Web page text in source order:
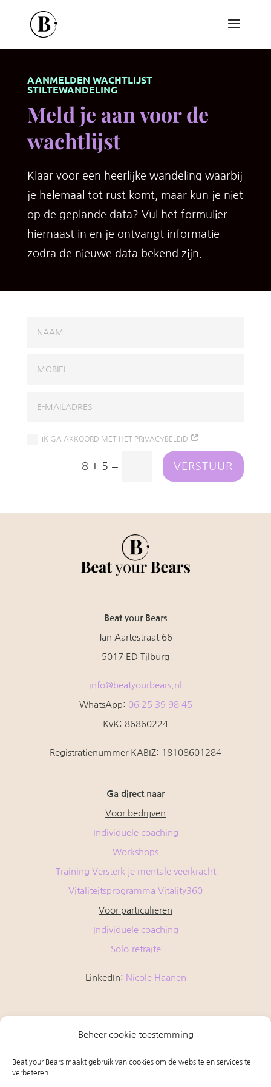
Beheer cookie toestemming
Beat your Bears maakt gebruik van cookies om de website en services te
verbeteren.
AANMELDEN WACHTLIJST
STILTEWANDELING
Meld je aan voor de
wachtlijst
Klaar voor een heerlijke wandeling waarbij
je helemaal tot rust komt, maar kun je niet
op de geplande data? Vul het formulier
hiernaast in en je ontvangt informatie
zodra de nieuwe data bekend zijn.
IK GA AKKOORD MET HET PRIVACYBELEID
8 + 5 = VERSTUUR
Beat your Bears
Jan Aartestraat 66
5017 ED Tilburg
info@beatyourbears.nl
WhatsApp: 06 25 39 98 45
KvK: 86860224
Registratienummer KABIZ: 18108601284
Ga direct naar
Voor bedrijven
Individuele coaching
Workshops
Training Versterk je mentale veerkracht
Vitaliteitsprogramma Vitality360
Voor particulieren
Individuele coaching
Solo-retraite
LinkedIn: Nicole Haanen
Beat your Bears is aangesloten bij: